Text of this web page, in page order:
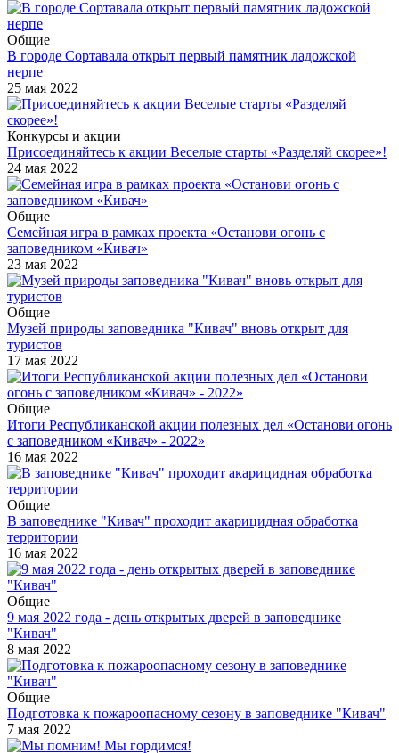
Общие
В городе Сортавала открыт первый памятник ладожской
нерпе
25 мая 2022
Конкурсы и акции
Присоединяйтесь к акции Веселые старты «Разделяй скорее»!
24 мая 2022
Общие
Семейная игра в рамках проекта «Останови огонь с
заповедником «Кивач»
23 мая 2022
Общие
Музей природы заповедника "Кивач" вновь открыт для
туристов
17 мая 2022
Общие
Итоги Республиканской акции полезных дел «Останови огонь
с заповедником «Кивач» - 2022»
16 мая 2022
Общие
В заповеднике "Кивач" проходит акарицидная обработка
территории
16 мая 2022
Общие
9 мая 2022 года - день открытых дверей в заповеднике
"Кивач"
8 мая 2022
Общие
Подготовка к пожароопасному сезону в заповеднике "Кивач"
7 мая 2022